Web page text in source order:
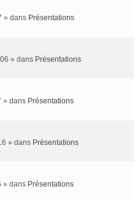
» dans Présentations
» dans Présentations
» dans Présentations
» dans Présentations
» dans Présentations